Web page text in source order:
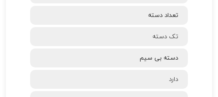
تعداد دسته
تک دسته
دسته بی سیم
دارد